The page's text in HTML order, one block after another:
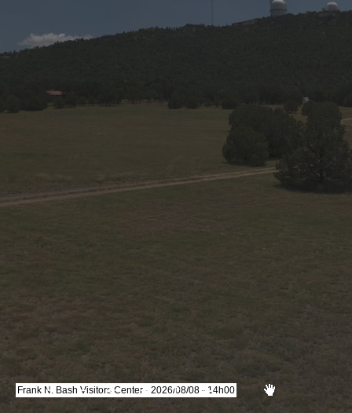
Frank N. Bash Visitors Center - 2026/08/08 - 14h00